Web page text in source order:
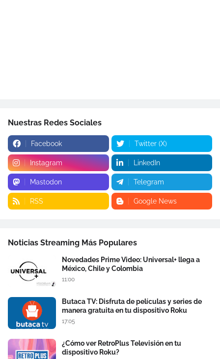
Nuestras Redes Sociales
Facebook Twitter (X)
Instagram LinkedIn
Mastodon Telegram
RSS Google News
Noticias Streaming Más Populares
Novedades Prime Video: Universal+ llega a
México, Chile y Colombia
11:00
Butaca TV: Disfruta de películas y series de
manera gratuita en tu dispositivo Roku
17:05
¿Cómo ver RetroPlus Televisión en tu
dispositivo Roku?